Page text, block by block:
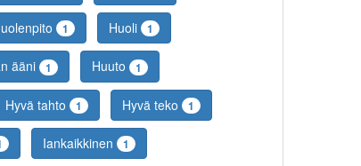
1 Huoli 1
ääni 1 Huuto 1
Hyvä tahto 1 Hyvä teko 1
Iankaikkinen 1